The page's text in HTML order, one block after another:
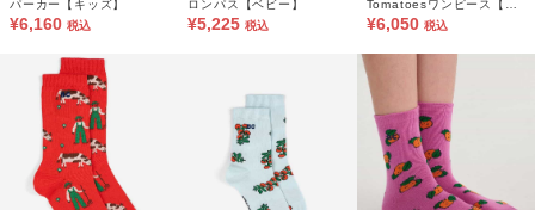
パーカー【キッズ】
¥6,160 税込
ロンパス【ベビー】
¥5,225 税込
Tomatoesワンピース【キ
ッズ】
¥6,050 税込